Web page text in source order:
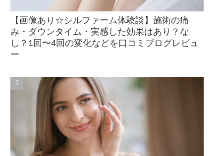
【画像あり☆シルファーム体験談】施術の痛
み・ダウンタイム・実感した効果はあり？な
し？1回〜4回の変化などを口コミブログレビュ
ー